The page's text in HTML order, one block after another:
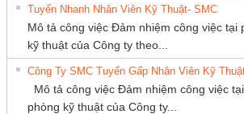
An Toàn
Contact
– PSR-
SCP-
FSP/2X1/1X2
Bộ giám sát chuỗi
tấm pin
TRANSCLINIC 16I+
1K5 L (2433950000)
Bộ
Dong Cang
LTD
CÔNG TY CỔ
PHẦN TỰ ĐỘNG
TIẾN HƯNG
Tuyển Nhanh Nhân Viên Kỹ Thuật- SMC
Mô tả công việc Đảm nhiệm công việc tại
kỹ thuật của Công ty theo...
Mô tả công việc Đảm nhiệm công việc tại
phòng kỹ thuật của Công ty...